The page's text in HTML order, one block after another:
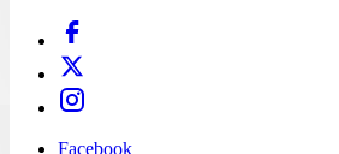
Facebook